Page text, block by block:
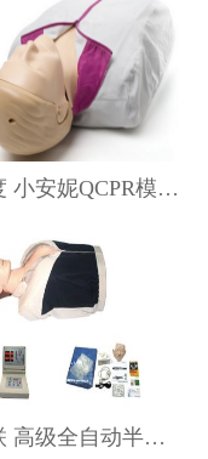
挪度 小安妮QCPR模型 124-01650
益联 高级全自动半身心肺复苏模拟人 KAS-CPR250